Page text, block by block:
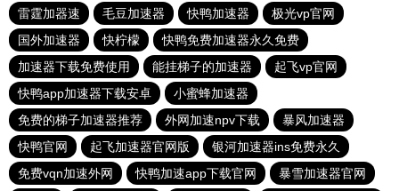
雷霆加器速
毛豆加速器 快鸭加速器
极光vp官网
国外加速器
快柠檬
快鸭免费加速器永久免费
加速器下载免费使用
能挂梯子的加速器
起飞vp官网
快鸭app加速器下载安卓
小蜜蜂加速器
免费的梯子加速器推荐
外网加速npv下载
暴风加速器
快鸭官网
起飞加速器官网版
银河加速器ins免费永久
免费vqn加速外网
快鸭加速app下载官网 暴雪加速器官网